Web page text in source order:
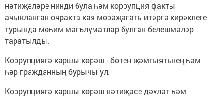
нәтиҗәләре нинди була һәм коррупция факты
ачыкланган очракта кая мөрәҗәгать итәргә кирәклеге
турында мөһим мәгълүматлар булган белешмәләр
таратылды.
Коррупциягә каршы көрәш - бөтен җәмгыятьнең һәм
һәр гражданның бурычы ул.
Коррупциягә каршы көрәш нәтиҗәсе дәүләт һәм